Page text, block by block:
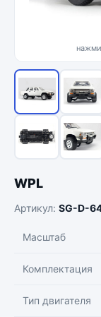
WPL
Артикул: SG-D-
Масштаб
Комплектация
Тип двигателя